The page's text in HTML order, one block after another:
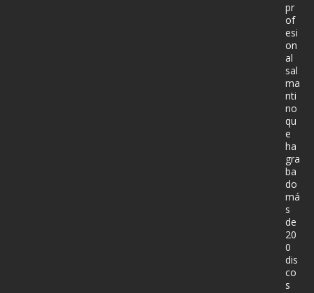
pr
of
esi
on
al
sal
ma
nti
no
qu
e
ha
gra
ba
do
má
s
de
20
0
dis
co
s